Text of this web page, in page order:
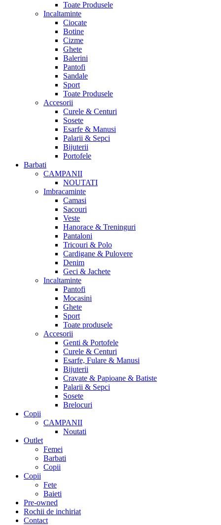
Toate Produsele
Incaltaminte
Ciocate
Botine
Cizme
Ghete
Balerini
Pantofi
Sandale
Sport
Toate Produsele
Accesorii
Curele & Centuri
Sosete
Esarfe & Manusi
Palarii & Sepci
Bijuterii
Portofele
Barbati
CAMPANII
NOUTATI
Imbracaminte
Camasi
Sacouri
Veste
Hanorace & Treninguri
Pantaloni
Tricouri & Polo
Cardigane & Pulovere
Denim
Geci & Jachete
Incaltaminte
Pantofi
Mocasini
Ghete
Sport
Toate produsele
Accesorii
Genti & Portofele
Curele & Centuri
Esarfe, Fulare & Manusi
Bijuterii
Cravate & Papioane & Batiste
Palarii & Sepci
Sosete
Brelocuri
Copii
CAMPANII
Noutati
Outlet
Femei
Barbati
Copii
Copii
Fete
Baieti
Pre-owned
Rochii de inchiriat
Contact